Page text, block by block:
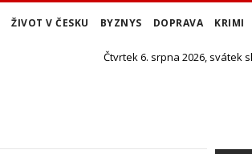
ŽIVOT V ČESKU BYZNYS DOPRAVA KRIMI
Čtvrtek 6. srpna 2026, svátek